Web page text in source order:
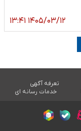
۱۴۰۵/۰۳/۱۲ ۱۳:۴۱
تعرفه آگهی
خدمات رسانه ای